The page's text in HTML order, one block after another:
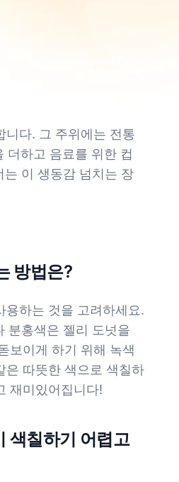
니다. 그 주위에는 전통
더하고 음료를 위한 컵
는 이 생동감 넘치는 장
방법은?
용하는 것을 고려하세요.
분홍색은 젤리 도넛을
보이게 하기 위해 녹색
은 따뜻한 색으로 색칠하
재미있어집니다!
색칠하기 어렵고